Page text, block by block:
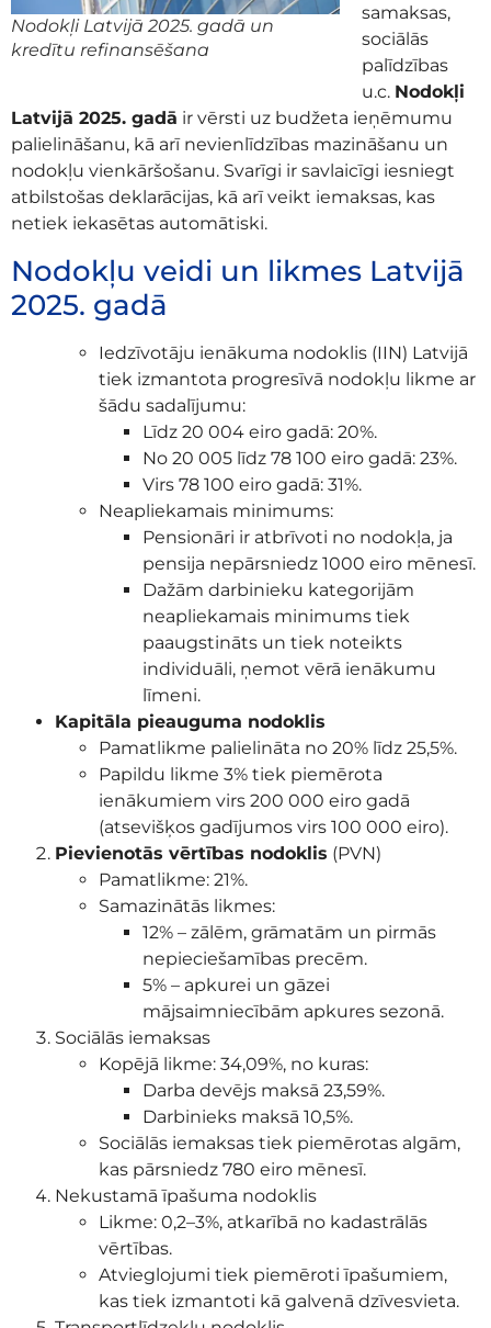
Nodokļi Latvijā 2025. gadā un
kredītu refinansēšana
samaksas,
sociālās
palīdzības
u.c. Nodokļi
Latvijā 2025. gadā ir vērsti uz budžeta ieņēmumu
palielināšanu, kā arī nevienlīdzības mazināšanu un
nodokļu vienkāršošanu. Svarīgi ir savlaicīgi iesniegt
atbilstošas deklarācijas, kā arī veikt iemaksas, kas
netiek iekasētas automātiski.
Nodokļu veidi un likmes Latvijā
2025. gadā
Iedzīvotāju ienākuma nodoklis (IIN) Latvijā
tiek izmantota progresīvā nodokļu likme ar
šādu sadalījumu:
Līdz 20 004 eiro gadā: 20%.
No 20 005 līdz 78 100 eiro gadā: 23%.
Virs 78 100 eiro gadā: 31%.
Neapliekamais minimums:
Pensionāri ir atbrīvoti no nodokļa, ja
pensija nepārsniedz 1000 eiro mēnesī.
Dažām darbinieku kategorijām
neapliekamais minimums tiek
paaugstināts un tiek noteikts
individuāli, ņemot vērā ienākumu
līmeni.
Kapitāla pieauguma nodoklis
Pamatlikme palielināta no 20% līdz 25,5%.
Papildu likme 3% tiek piemērota
ienākumiem virs 200 000 eiro gadā
(atsevišķos gadījumos virs 100 000 eiro).
Pievienotās vērtības nodoklis (PVN)
Pamatlikme: 21%.
Samazinātās likmes:
12% – zālēm, grāmatām un pirmās
nepieciešamības precēm.
5% – apkurei un gāzei
mājsaimniecībām apkures sezonā.
Sociālās iemaksas
Kopējā likme: 34,09%, no kuras:
Darba devējs maksā 23,59%.
Darbinieks maksā 10,5%.
Sociālās iemaksas tiek piemērotas algām,
kas pārsniedz 780 eiro mēnesī.
Nekustamā īpašuma nodoklis
Likme: 0,2–3%, atkarībā no kadastrālās
vērtības.
Atvieglojumi tiek piemēroti īpašumiem,
kas tiek izmantoti kā galvenā dzīvesvieta.